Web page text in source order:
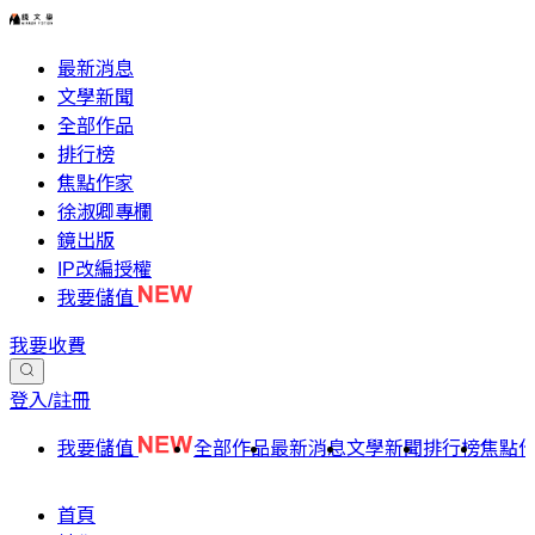
最新消息
文學新聞
全部作品
排行榜
焦點作家
徐淑卿專欄
鏡出版
IP改編授權
我要儲值
我要收費
登入/註冊
我要儲值 全部作品最新消息文學新聞排行榜焦點
首頁